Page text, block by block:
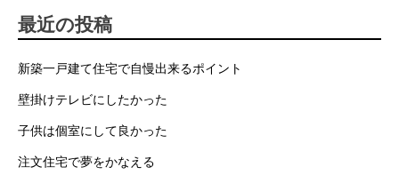
最近の投稿
新築一戸建て住宅で自慢出来るポイント
壁掛けテレビにしたかった
子供は個室にして良かった
注文住宅で夢をかなえる